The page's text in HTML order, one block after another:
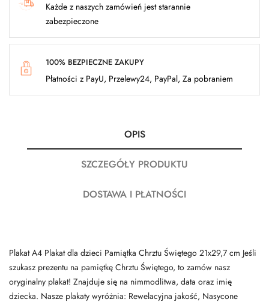
Każde z naszych zamówień jest starannie
zabezpieczone
100% BEZPIECZNE ZAKUPY
Płatności z PayU, Przelewy24, PayPal, Za pobraniem
OPIS
SZCZEGÓŁY PRODUKTU
DOSTAWA I PŁATNOŚCI
Plakat A4 Plakat dla dzieci Pamiątka Chrztu Świętego 21x29,7 cm Jeśli
szukasz prezentu na pamiętkę Chrztu Świętego, to zamów nasz
oryginalny plakat! Znajduje się na nimmodlitwa, data oraz imię
dziecka. Nasze plakaty wyróżnia: Rewelacyjna jakość, Nasycone